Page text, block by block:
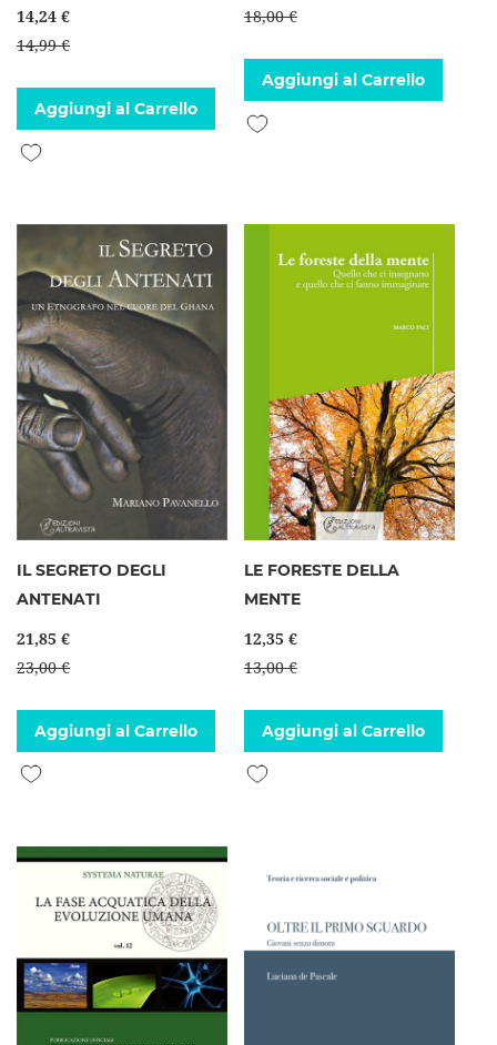
14,24 €
14,99 €
Aggiungi al Carrello
Aggiungi alla lista desideri
18,00 €
Aggiungi al Carrello
Aggiungi alla lista desideri
IL SEGRETO DEGLI
ANTENATI
21,85 €
23,00 €
Aggiungi al Carrello
Aggiungi alla lista desideri
LE FORESTE DELLA
MENTE
12,35 €
13,00 €
Aggiungi al Carrello
Aggiungi alla lista desideri